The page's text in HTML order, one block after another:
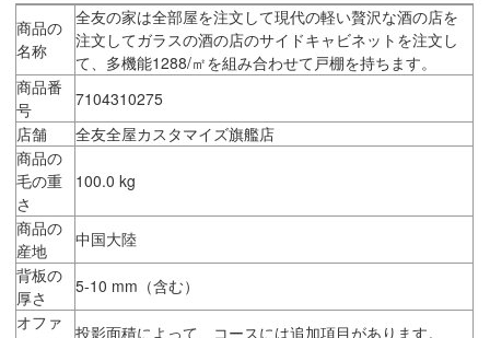
商品の
名称
全友の家は全部屋を注文して現代の軽い贅沢な酒の店を
注文してガラスの酒の店のサイドキャビネットを注文し
て、多機能1288/㎡を組み合わせて戸棚を持ちます。
商品番
号
7104310275
店舗
全友全屋カスタマイズ旗艦店
商品の
毛の重
さ
100.0 kg
商品の
産地
中国大陸
背板の
厚さ
5-10 mm（含む）
オファ
投影面積によって、コースには追加項目があります。